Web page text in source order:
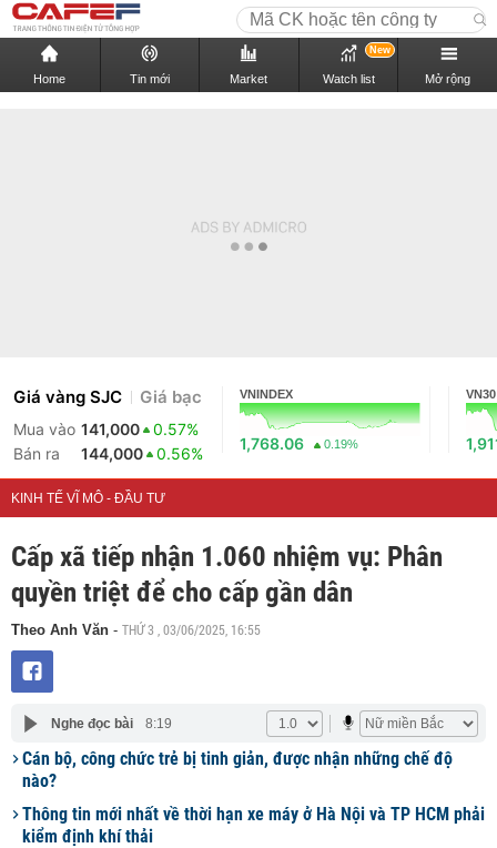
Home Tin mới Market Watch list
New
Mở rộng
Giá vàng SJC Giá bạc
Mua vào 141,000
0.57%
Bán ra
144,000 0.56%
VNINDEX
1,768.06 0.19%
VN30
KINH TẾ VĨ MÔ - ĐẦU TƯ
Cấp xã tiếp nhận 1.060 nhiệm vụ: Phân
quyền triệt để cho cấp gần dân
Theo Anh Văn - THỨ 3 , 03/06/2025, 16:55
Nghe đọc bài 8:19
Cán bộ, công chức trẻ bị tinh giản, được nhận những chế độ
nào?
Thông tin mới nhất về thời hạn xe máy ở Hà Nội và TP HCM phải
kiểm định khí thải